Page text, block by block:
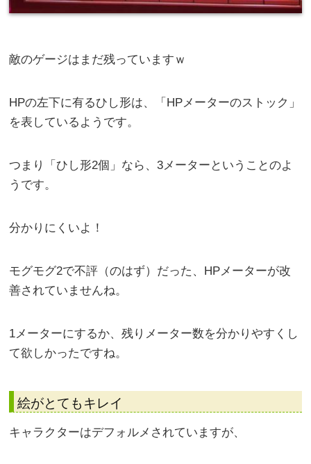
敵のゲージはまだ残っていますｗ
HPの左下に有るひし形は、「HPメーターのストック」
を表しているようです。
つまり「ひし形2個」なら、3メーターということのよ
うです。
分かりにくいよ！
モグモグ2で不評（のはず）だった、HPメーターが改
善されていませんね。
1メーターにするか、残りメーター数を分かりやすくし
て欲しかったですね。
絵がとてもキレイ
キャラクターはデフォルメされていますが、